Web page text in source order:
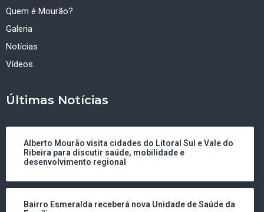
Quem é Mourão?
Galeria
Notícias
Vídeos
Últimas Notícias
Alberto Mourão visita cidades do Litoral Sul e Vale do
Ribeira para discutir saúde, mobilidade e
desenvolvimento regional
Bairro Esmeralda receberá nova Unidade de Saúde da